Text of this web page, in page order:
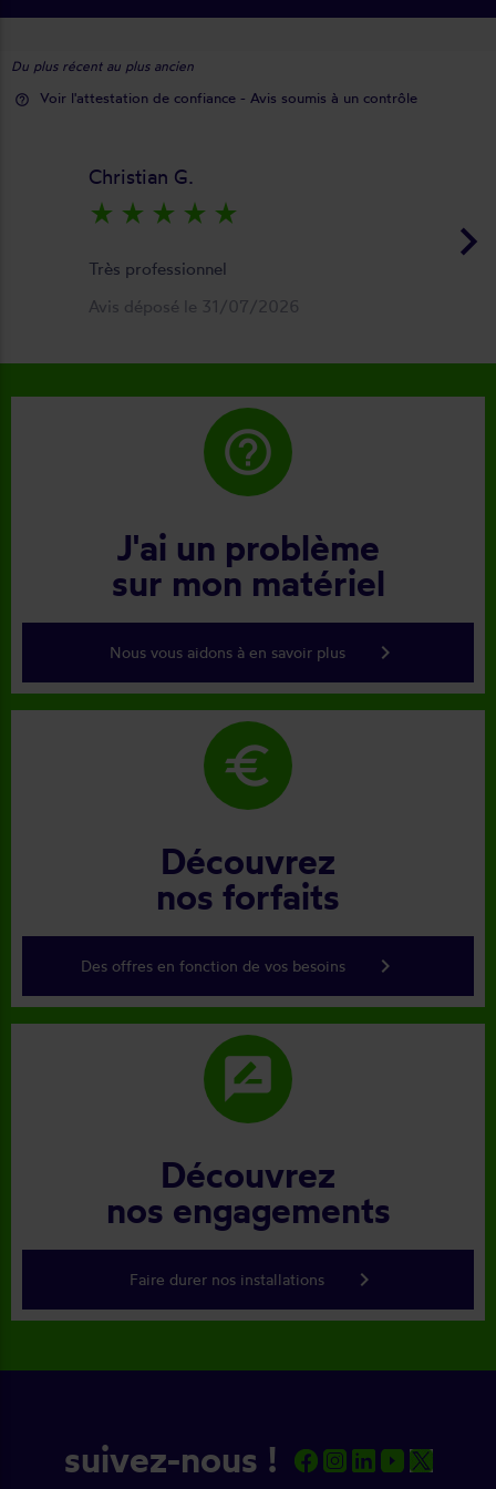
Du plus récent au plus ancien
help_outline Voir l'attestation de confiance - Avis soumis à un contrôle
keyboard_arrow_right
Christian G.
star_rate star_rate star_rate star_rate star_rate
Très professionnel
Avis déposé le 31/07/2026
help_outline
J'ai un problème
sur mon matériel
Nous vous aidons à en savoir plus keyboard_arrow_right
euro
Découvrez
nos forfaits
Des offres en fonction de vos besoins keyboard_arrow_right
rate_review
Découvrez
nos engagements
Faire durer nos installations keyboard_arrow_right
suivez-nous !